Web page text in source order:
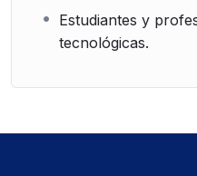
Estudiantes y
tecnológicas.